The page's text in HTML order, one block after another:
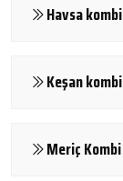
Havsa
Keşan
Meriç